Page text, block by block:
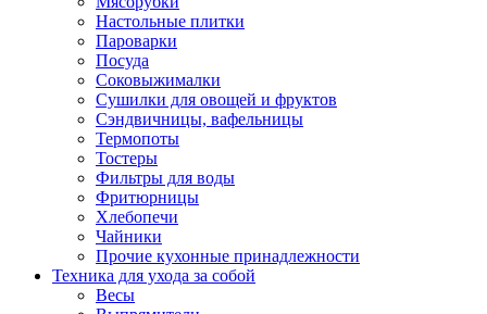
Зависимые комплекты
Посудомоечные машины встраиваемые
Стиральные машины встраиваемые
Холодильники встраиваемые
Техника для дома
Пылесосы
Утюги
Оверлоки
Настольные лампы
Настольные плитки
Пароварки
Посуда
Соковыжималки
Сушилки для овощей и фруктов
Сэндвичницы, вафельницы
Термопоты
Тостеры
Фильтры для воды
Фритюрницы
Хлебопечи
Чайники
Прочие кухонные принадлежности
Техника для ухода за собой
Весы